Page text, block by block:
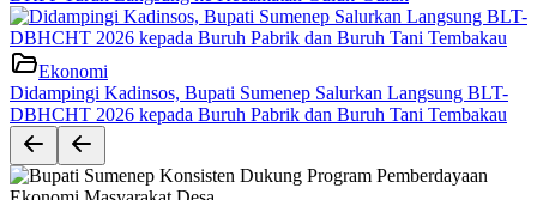
Ekonomi
Didampingi Kadinsos, Bupati Sumenep Salurkan Langsung BLT-
DBHCHT 2026 kepada Buruh Pabrik dan Buruh Tani Tembakau